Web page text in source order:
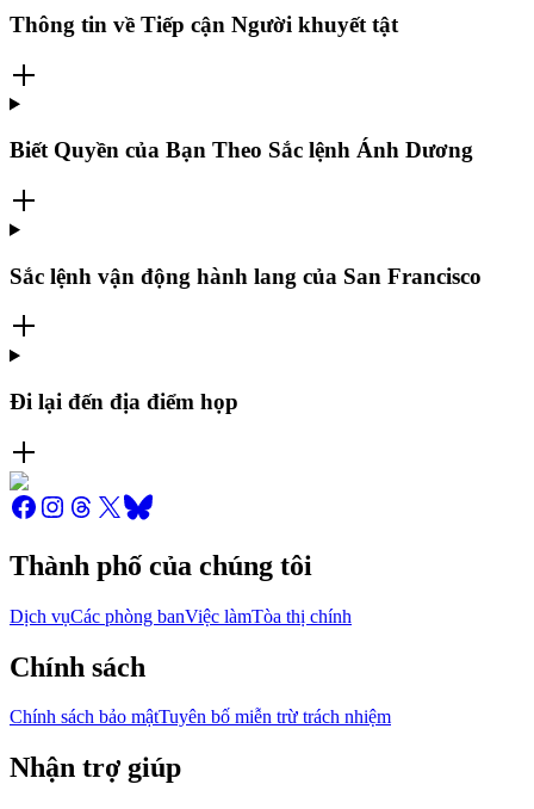
Thông tin về Tiếp cận Người khuyết tật
Biết Quyền của Bạn Theo Sắc lệnh Ánh Dương
Sắc lệnh vận động hành lang của San Francisco
Đi lại đến địa điểm họp
Thành phố của chúng tôi
Dịch vụCác phòng banViệc làmTòa thị chính
Chính sách
Chính sách bảo mậtTuyên bố miễn trừ trách nhiệm
Nhận trợ giúp